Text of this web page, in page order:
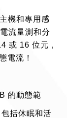
機和專用感
流量測和分
或 16 位元，
電流！
的動態範
括休眠和活